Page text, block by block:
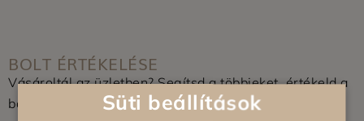
BOLT ÉRTÉKELÉSE
Vásároltál az üzletben? Segítsd a többieket, értékeld a
boltot és írj pár soros véleményt.
Süti beállítások